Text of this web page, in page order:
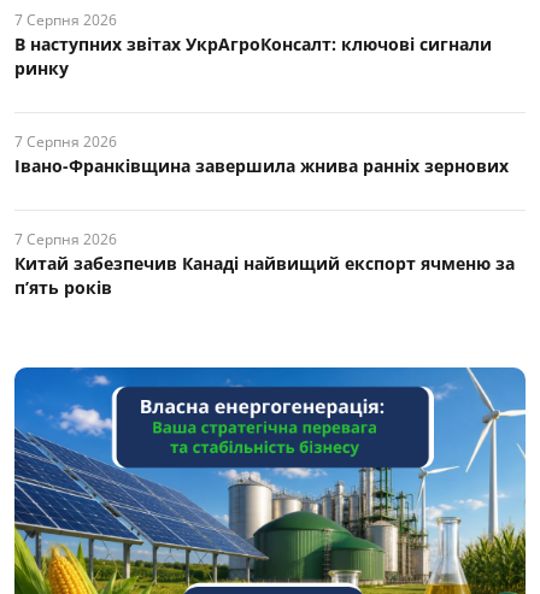
7 Серпня 2026
В наступних звітах УкрАгроКонсалт: ключові cигнали
ринку
7 Серпня 2026
Івано-Франківщина завершила жнива ранніх зернових
7 Серпня 2026
Китай забезпечив Канаді найвищий експорт ячменю за
п’ять років